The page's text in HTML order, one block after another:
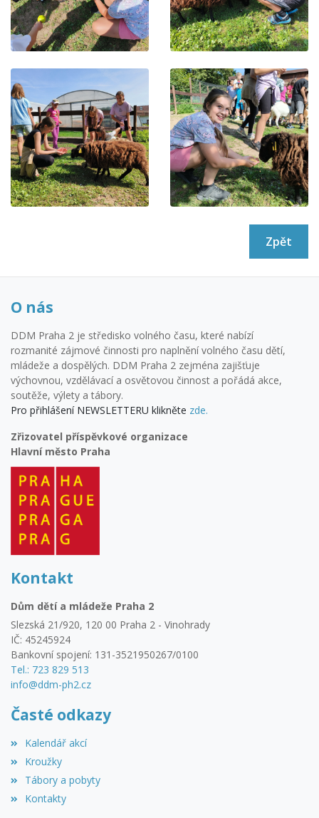
Zpět
O nás
DDM Praha 2 je středisko volného času, které nabízí
rozmanité zájmové činnosti pro naplnění volného času dětí,
mládeže a dospělých. DDM Praha 2 zejména zajišťuje
výchovnou, vzdělávací a osvětovou činnost a pořádá akce,
soutěže, výlety a tábory.
Pro přihlášení NEWSLETTERU klikněte zde.
Zřizovatel příspěvkové organizace
Hlavní město Praha
Kontakt
Dům dětí a mládeže Praha 2
Slezská 21/920, 120 00 Praha 2 - Vinohrady
IČ: 45245924
Bankovní spojení: 131-3521950267/0100
Tel.: 723 829 513
info@ddm-ph2.cz
Časté odkazy
Kalendář akcí
Kroužky
Tábory a pobyty
Kontakty